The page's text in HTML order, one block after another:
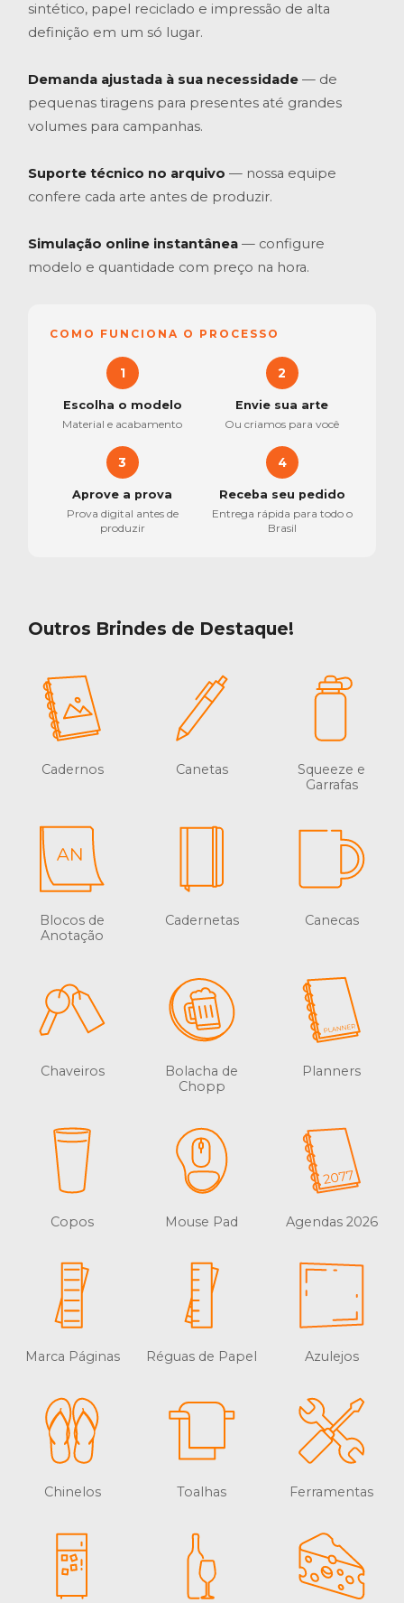
sintético, papel reciclado e impressão de alta
definição em um só lugar.
Demanda ajustada à sua necessidade — de
pequenas tiragens para presentes até grandes
volumes para campanhas.
Suporte técnico no arquivo — nossa equipe
confere cada arte antes de produzir.
Simulação online instantânea — configure
modelo e quantidade com preço na hora.
COMO FUNCIONA O PROCESSO
1
Escolha o modelo
Material e acabamento
2
Envie sua arte
Ou criamos para você
3
Aprove a prova
Prova digital antes de
produzir
4
Receba seu pedido
Entrega rápida para todo o
Brasil
Outros Brindes de Destaque!
Cadernos Canetas
Squeeze e
Garrafas
Blocos de
Anotação
Cadernetas Canecas
Chaveiros
Bolacha de
Chopp
Planners
Copos Mouse Pad Agendas 2026
Marca Páginas Réguas de Papel Azulejos
Chinelos Toalhas Ferramentas